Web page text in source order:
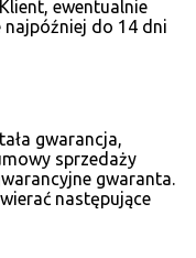
ewentualnie
najpóźniej do 14 dni
gwarancja,
sprzedaży
gwaranta.
następujące